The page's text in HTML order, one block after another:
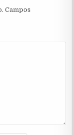
Campos